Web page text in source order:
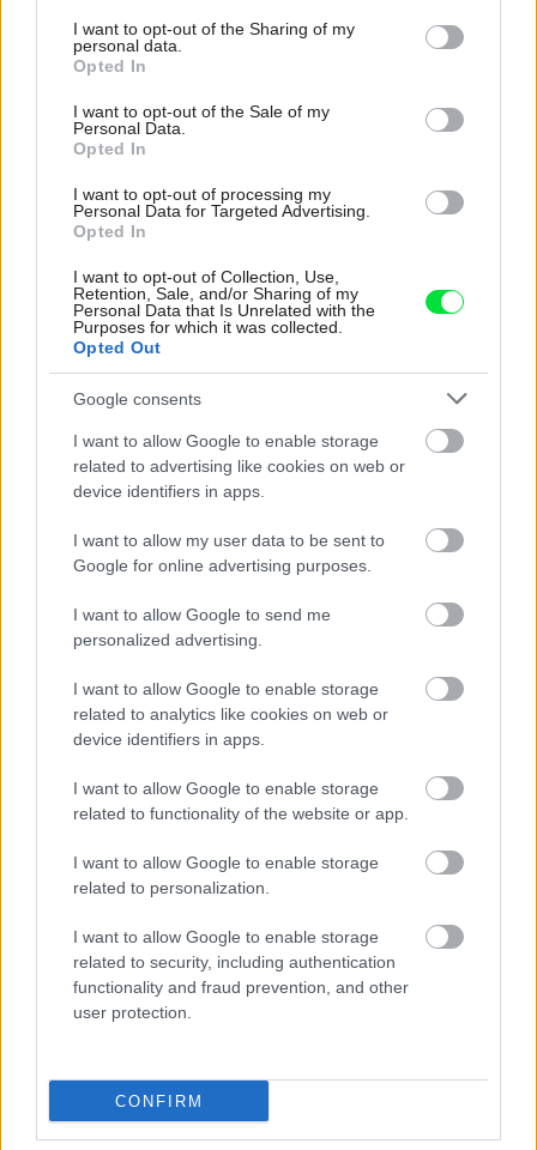
not limited to your visit or usage behaviour. You may click to
grant or deny consent to Google and its third-party tags to
use your data for below specified purposes in below Google
consent section.
I want to opt-out of the Sharing of my
personal data.
Opted In
I want to opt-out of the Sale of my
Personal Data.
Opted In
I want to opt-out of processing my
Personal Data for Targeted Advertising.
Opted In
I want to opt-out of Collection, Use,
Retention, Sale, and/or Sharing of my
Personal Data that Is Unrelated with the
Purposes for which it was collected.
Opted Out
Google consents
I want to allow Google to enable storage
related to advertising like cookies on web or
device identifiers in apps.
I want to allow my user data to be sent to
Google for online advertising purposes.
I want to allow Google to send me
personalized advertising.
I want to allow Google to enable storage
related to analytics like cookies on web or
device identifiers in apps.
I want to allow Google to enable storage
related to functionality of the website or app.
I want to allow Google to enable storage
related to personalization.
I want to allow Google to enable storage
related to security, including authentication
functionality and fraud prevention, and other
user protection.
CONFIRM
Ako premeníte vaše steny na umelecké zátišie
s obrazmi
Ako dekorovať mozaikou
Zrkadlo v boho štýle